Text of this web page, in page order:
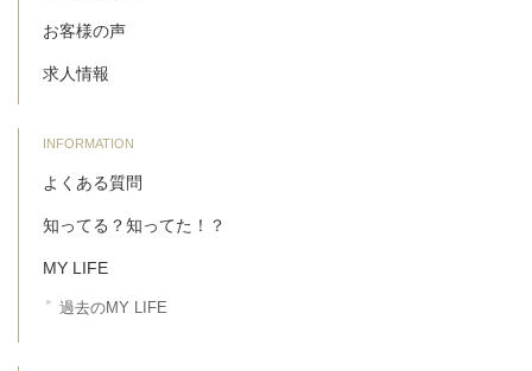
お客様の声
求人情報
INFORMATION
よくある質問
知ってる？知ってた！？
MY LIFE
過去のMY LIFE